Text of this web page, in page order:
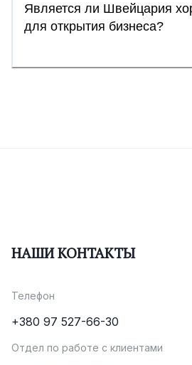
Является ли Швейцария
для открытия бизнеса?
НАШИ КОНТАКТЫ
Телефон
+380 97 527-66-30
Отдел по работе с клиентами